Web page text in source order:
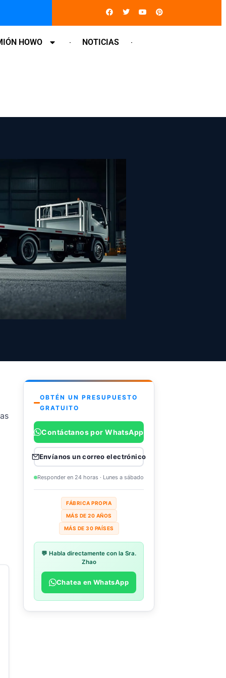
Facebook
TwitterYoutubePinterest
HOWO NOTICIAS
OBTÉN UN PRESUPUESTO
GRATUITO
Contáctanos por WhatsApp
Envíanos un correo electrónico
Responder en 24 horas · Lunes a sábado
FÁBRICA PROPIA
MÁS DE 20 AÑOS
MÁS DE 30 PAÍSES
💬 Habla directamente con la Sra.
Zhao
Chatea en WhatsApp